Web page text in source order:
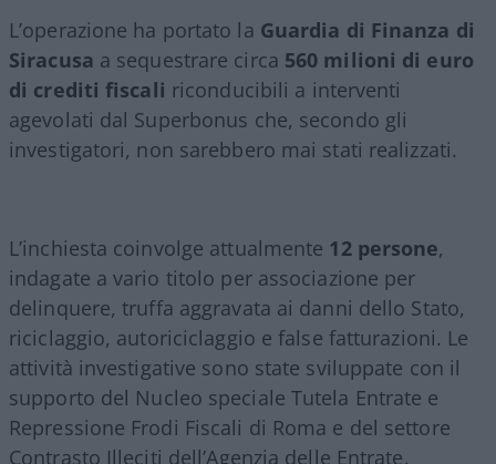
L’operazione ha portato la Guardia di Finanza di
Siracusa a sequestrare circa 560 milioni di euro
di crediti fiscali riconducibili a interventi
agevolati dal Superbonus che, secondo gli
investigatori, non sarebbero mai stati realizzati.
L’inchiesta coinvolge attualmente 12 persone,
indagate a vario titolo per associazione per
delinquere, truffa aggravata ai danni dello Stato,
riciclaggio, autoriciclaggio e false fatturazioni. Le
attività investigative sono state sviluppate con il
supporto del Nucleo speciale Tutela Entrate e
Repressione Frodi Fiscali di Roma e del settore
Contrasto Illeciti dell’Agenzia delle Entrate.